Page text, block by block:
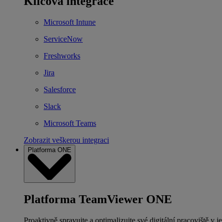
Microsoft Intune
ServiceNow
Freshworks
Jira
Salesforce
Slack
Microsoft Teams
Zobrazit veškerou integraci
Platforma ONE
Platforma TeamViewer ONE
Proaktivně spravujte a optimalizujte své digitální pracoviště v